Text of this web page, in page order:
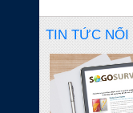
TIN TỨC NỔI